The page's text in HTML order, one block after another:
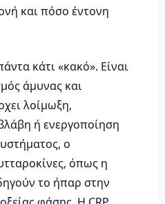
και πόσο έντονη
κάτι «κακό». Είναι
άμυνας και
λοίμωξη,
ή ενεργοποίηση
ο
όπως η
το ήπαρ στην